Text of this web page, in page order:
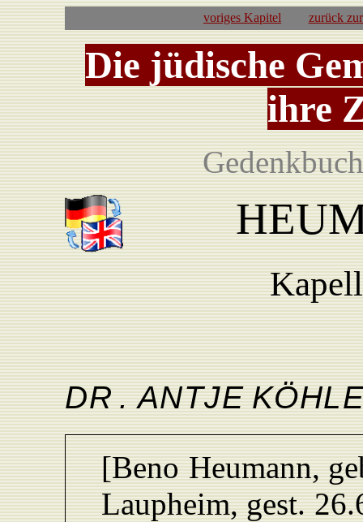
voriges Kapitel zurück
Die jüdische
ihre
DR . ANTJE
[Beno Heumann,
Laupheim, gest.